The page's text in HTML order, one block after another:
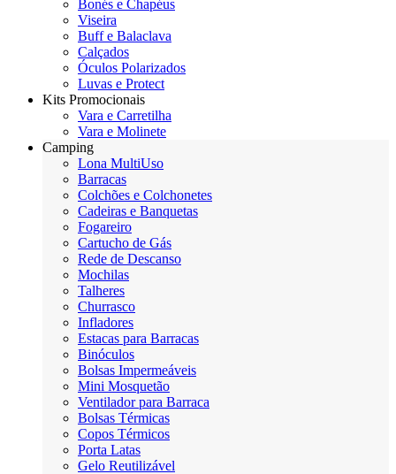
Bonés e Chapéus
Viseira
Buff e Balaclava
Calçados
Óculos Polarizados
Luvas e Protect
Kits Promocionais
Vara e Carretilha
Vara e Molinete
Camping
Lona MultiUso
Barracas
Colchões e Colchonetes
Cadeiras e Banquetas
Fogareiro
Cartucho de Gás
Rede de Descanso
Mochilas
Talheres
Churrasco
Infladores
Estacas para Barracas
Binóculos
Bolsas Impermeáveis
Mini Mosquetão
Ventilador para Barraca
Bolsas Térmicas
Copos Térmicos
Porta Latas
Gelo Reutilizável